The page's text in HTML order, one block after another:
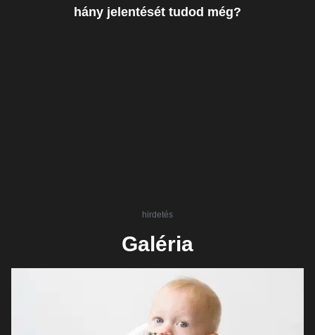
hány jelentését tudod még?
hirdetés
Galéria